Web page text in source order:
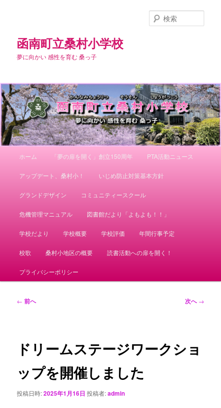
へ
移
動
函南町立桑村小学校
夢に向かい 感性を育む 桑っ子
索
ホーム 「夢の扉を開く」創立150周年 PTA活動ニュース
アップデート、桑村小！ いじめ防止対策基本方針
グランドデザイン コミュニティースクール
危機管理マニュアル 図書館だより「よもよも！！」
学校だより 学校概要 学校評価 年間行事予定
校歌 桑村小地区の概要 読書活動への扉を開く！
プライバシーポリシー
投
ゲ
ー
ョ
ン
← 前へ 次へ→
ドリームステージワークショ
ップを開催しました
投稿日時:2025年1月16日 投稿者:admin